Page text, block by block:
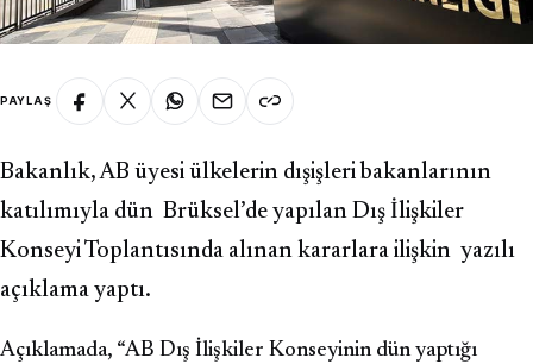
PAYLAŞ
Bakanlık, AB üyesi ülkelerin dışişleri bakanlarının
katılımıyla dün Brüksel’de yapılan Dış İlişkiler
Konseyi Toplantısında alınan kararlara ilişkin yazılı
açıklama yaptı.
Açıklamada, “AB Dış İlişkiler Konseyinin dün yaptığı